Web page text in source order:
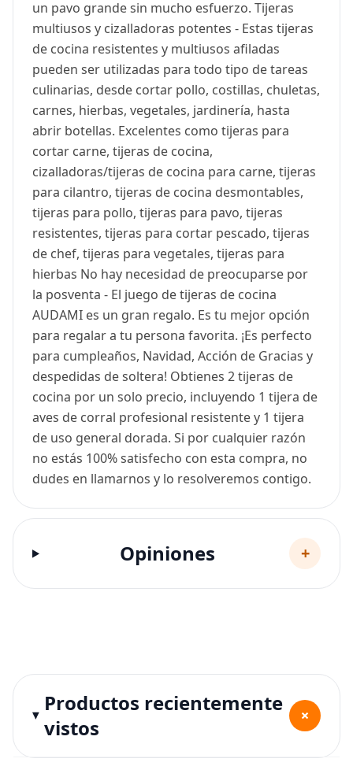
un pavo grande sin mucho esfuerzo. Tijeras
multiusos y cizalladoras potentes - Estas tijeras
de cocina resistentes y multiusos afiladas
pueden ser utilizadas para todo tipo de tareas
culinarias, desde cortar pollo, costillas, chuletas,
carnes, hierbas, vegetales, jardinería, hasta
abrir botellas. Excelentes como tijeras para
cortar carne, tijeras de cocina,
cizalladoras/tijeras de cocina para carne, tijeras
para cilantro, tijeras de cocina desmontables,
tijeras para pollo, tijeras para pavo, tijeras
resistentes, tijeras para cortar pescado, tijeras
de chef, tijeras para vegetales, tijeras para
hierbas No hay necesidad de preocuparse por
la posventa - El juego de tijeras de cocina
AUDAMI es un gran regalo. Es tu mejor opción
para regalar a tu persona favorita. ¡Es perfecto
para cumpleaños, Navidad, Acción de Gracias y
despedidas de soltera! Obtienes 2 tijeras de
cocina por un solo precio, incluyendo 1 tijera de
aves de corral profesional resistente y 1 tijera
de uso general dorada. Si por cualquier razón
no estás 100% satisfecho con esta compra, no
dudes en llamarnos y lo resolveremos contigo.
Opiniones +
Productos recientemente
vistos
+